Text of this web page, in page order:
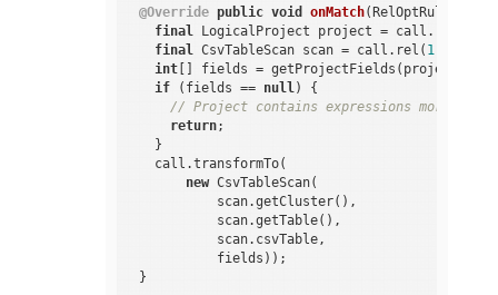
@Override public void onMatch(RelOptRuleCall
final LogicalProject project = call.rel(
final CsvTableScan scan = call.rel( 1);
int[] fields =
if (fields == null) {
// Project contains expressions more
return;
    }
    call.transformTo(
new CsvTableScan(
            scan.getCluster(),
            scan.getTable(),
            scan.csvTable,
            fields));
  }